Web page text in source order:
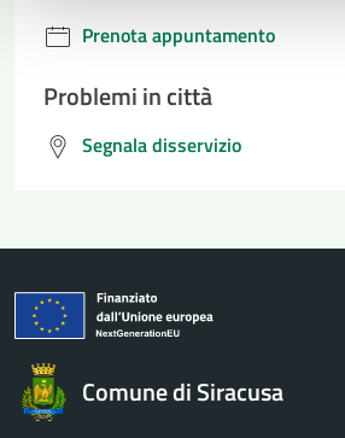
Prenota appuntamento
Problemi in città
Segnala disservizio
Comune di Siracusa